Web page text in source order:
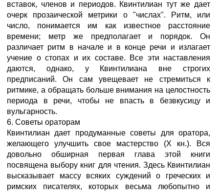
вставок, членов и периодов. Квинтилиан тут же дает
очерк прозаической метрики о "числах". Ритм, или
число, понимается им как известное расстояние
времени; метр же предполагает и порядок. Он
различает ритм в начале и в конце речи и излагает
учение о стопах и их составе. Все эти наставления
даются, однако, у Квинтилиана вне строгих
предписаний. Он сам увещевает не стремиться к
ритмике, а обращать больше внимания на целостность
периода в речи, чтобы не впасть в безвкусицу и
вульгарность.
6. Советы ораторам
Квинтилиан дает продуманные советы для оратора,
желающего улучшить свое мастерство (X кн.). Вся
довольно обширная первая глава этой книги
посвящена выбору книг для чтения. Здесь Квинтилиан
высказывает массу всяких суждений о греческих и
римских писателях, которых весьма любопытно и